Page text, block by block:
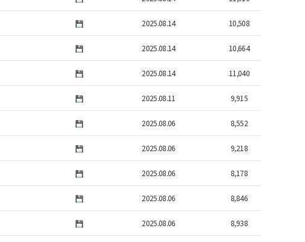
2025.08.14 10,508
2025.08.14 10,664
2025.08.14 11,040
2025.08.11 9,915
2025.08.06 8,552
2025.08.06 9,218
2025.08.06 8,178
2025.08.06 8,846
2025.08.06 8,938